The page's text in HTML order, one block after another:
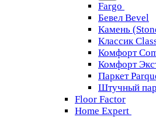
Fargo
Бевел Bevel
Камень
Классик
Комфорт
Комфорт
Паркет
Штучный
Floor Factor
Home Expert